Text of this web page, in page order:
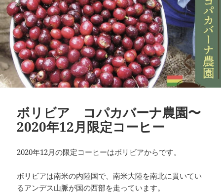
ボリビア コパカバーナ農園〜
2020年12月限定コーヒー
2020年12月の限定コーヒーはボリビアからです。
ボリビアは南米の内陸国で、南米大陸を南北に貫いてい
るアンデス山脈が国の西部を走っています。